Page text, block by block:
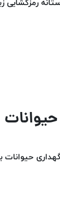
حیوانات